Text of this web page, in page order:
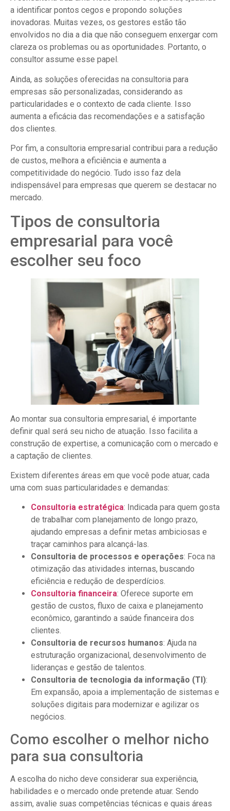
a identificar pontos cegos e propondo soluções
inovadoras. Muitas vezes, os gestores estão tão
envolvidos no dia a dia que não conseguem enxergar com
clareza os problemas ou as oportunidades. Portanto, o
consultor assume esse papel.
Ainda, as soluções oferecidas na consultoria para
empresas são personalizadas, considerando as
particularidades e o contexto de cada cliente. Isso
aumenta a eficácia das recomendações e a satisfação
dos clientes.
Por fim, a consultoria empresarial contribui para a redução
de custos, melhora a eficiência e aumenta a
competitividade do negócio. Tudo isso faz dela
indispensável para empresas que querem se destacar no
mercado.
Tipos de consultoria
empresarial para você
escolher seu foco
Ao montar sua consultoria empresarial, é importante
definir qual será seu nicho de atuação. Isso facilita a
construção de expertise, a comunicação com o mercado e
a captação de clientes.
Existem diferentes áreas em que você pode atuar, cada
uma com suas particularidades e demandas:
Consultoria estratégica: Indicada para quem gosta
de trabalhar com planejamento de longo prazo,
ajudando empresas a definir metas ambiciosas e
traçar caminhos para alcançá-las.
Consultoria de processos e operações: Foca na
otimização das atividades internas, buscando
eficiência e redução de desperdícios.
Consultoria financeira: Oferece suporte em
gestão de custos, fluxo de caixa e planejamento
econômico, garantindo a saúde financeira dos
clientes.
Consultoria de recursos humanos: Ajuda na
estruturação organizacional, desenvolvimento de
lideranças e gestão de talentos.
Consultoria de tecnologia da informação (TI):
Em expansão, apoia a implementação de sistemas e
soluções digitais para modernizar e agilizar os
negócios.
Como escolher o melhor nicho
para sua consultoria
A escolha do nicho deve considerar sua experiência,
habilidades e o mercado onde pretende atuar. Sendo
assim, avalie suas competências técnicas e quais áreas